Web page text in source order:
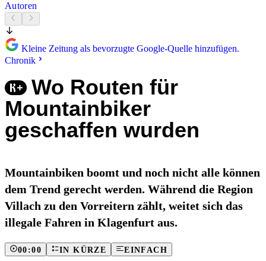
Autoren
Kleine Zeitung als bevorzugte Google-Quelle hinzufügen.
Chronik
Wo Routen für
Mountainbiker
geschaffen wurden
Mountainbiken boomt und noch nicht alle können
dem Trend gerecht werden. Während die Region
Villach zu den Vorreitern zählt, weitet sich das
illegale Fahren in Klagenfurt aus.
00:00 IN KÜRZE EINFACH